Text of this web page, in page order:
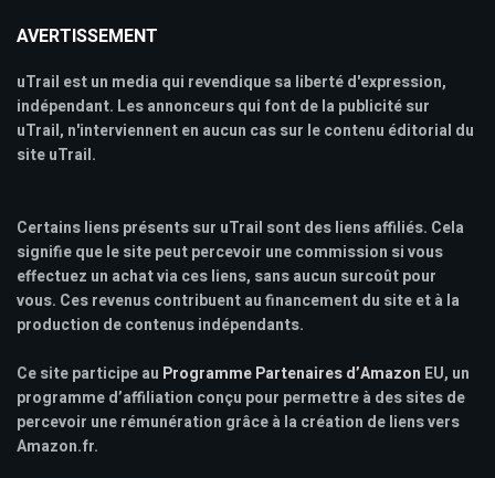
AVERTISSEMENT
uTrail est un media qui revendique sa liberté d'expression,
indépendant. Les annonceurs qui font de la publicité sur
uTrail, n'interviennent en aucun cas sur le contenu éditorial du
site uTrail.
Certains liens présents sur uTrail sont des liens affiliés. Cela
signifie que le site peut percevoir une commission si vous
effectuez un achat via ces liens, sans aucun surcoût pour
vous. Ces revenus contribuent au financement du site et à la
production de contenus indépendants.
Ce site participe au Programme Partenaires d’Amazon EU, un
programme d’affiliation conçu pour permettre à des sites de
percevoir une rémunération grâce à la création de liens vers
Amazon.fr.